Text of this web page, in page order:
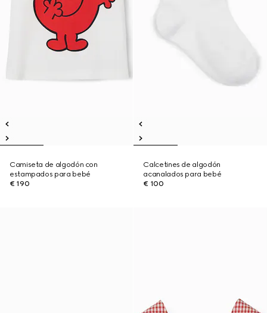
Camiseta de algodón con
estampados para bebé
€ 190
Calcetines de algodón
acanalados para bebé
€ 100